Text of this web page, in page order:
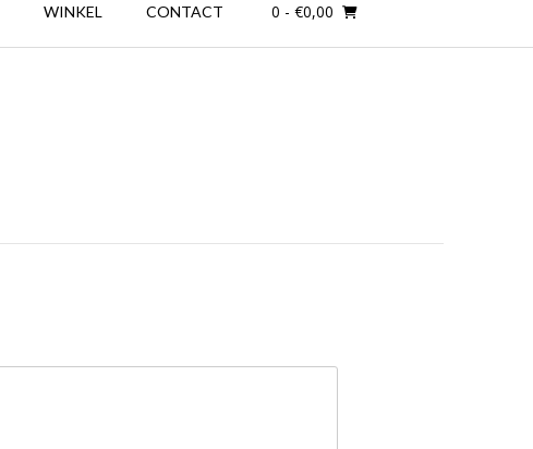
WINKEL CONTACT 0 - €0,00